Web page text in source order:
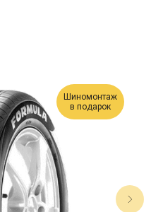
Шиномонтаж
в подарок